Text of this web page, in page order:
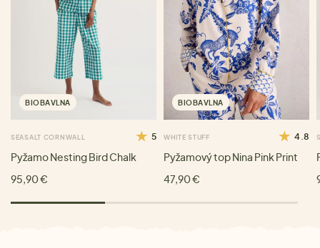
BIOBAVLNA
SEASALT CORNWALL 5
Pyžamo Nesting Bird Chalk
95,90 €
BIOBAVLNA
WHITE STUFF 4.8
Pyžamový top Nina Pink Print
47,90 €